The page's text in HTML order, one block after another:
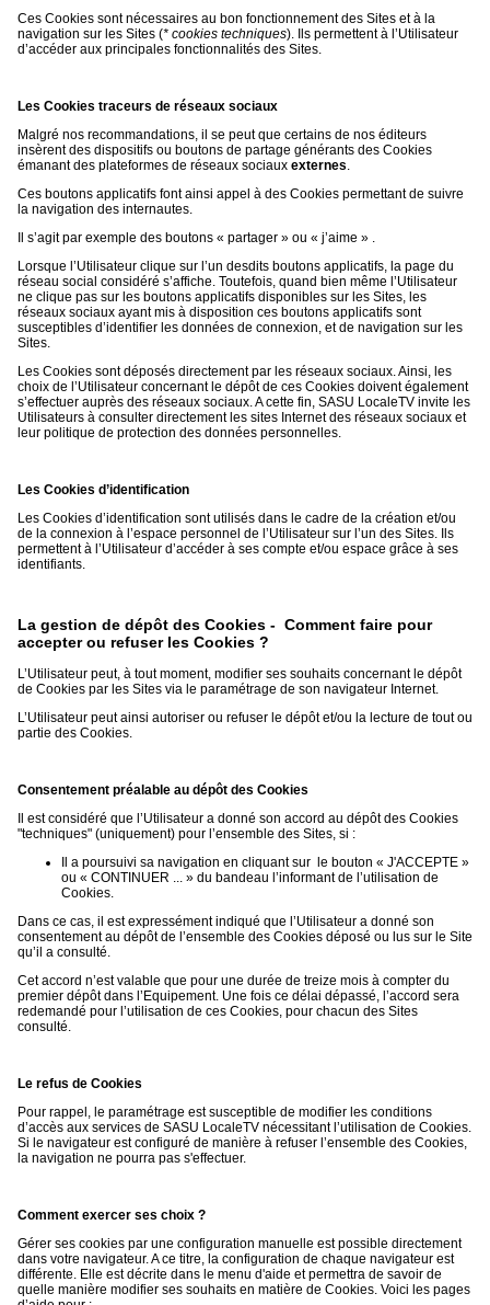
Ces Cookies sont nécessaires au bon fonctionnement des Sites et à la
navigation sur les Sites (* cookies techniques). Ils permettent à l’Utilisateur
d’accéder aux principales fonctionnalités des Sites.
Les Cookies traceurs de réseaux sociaux
Malgré nos recommandations, il se peut que certains de nos éditeurs
insèrent des dispositifs ou boutons de partage générants des Cookies
émanant des plateformes de réseaux sociaux externes.
Ces boutons applicatifs font ainsi appel à des Cookies permettant de suivre
la navigation des internautes.
Il s’agit par exemple des boutons « partager » ou « j’aime » .
Lorsque l’Utilisateur clique sur l’un desdits boutons applicatifs, la page du
réseau social considéré s’affiche. Toutefois, quand bien même l’Utilisateur
ne clique pas sur les boutons applicatifs disponibles sur les Sites, les
réseaux sociaux ayant mis à disposition ces boutons applicatifs sont
susceptibles d’identifier les données de connexion, et de navigation sur les
Sites.
Les Cookies sont déposés directement par les réseaux sociaux. Ainsi, les
choix de l’Utilisateur concernant le dépôt de ces Cookies doivent également
s’effectuer auprès des réseaux sociaux. A cette fin, SASU LocaleTV invite les
Utilisateurs à consulter directement les sites Internet des réseaux sociaux et
leur politique de protection des données personnelles.
Les Cookies d’identification
Les Cookies d’identification sont utilisés dans le cadre de la création et/ou
de la connexion à l’espace personnel de l’Utilisateur sur l’un des Sites. Ils
permettent à l’Utilisateur d’accéder à ses compte et/ou espace grâce à ses
identifiants.
La gestion de dépôt des Cookies - Comment faire pour
accepter ou refuser les Cookies ?
L’Utilisateur peut, à tout moment, modifier ses souhaits concernant le dépôt
de Cookies par les Sites via le paramétrage de son navigateur Internet.
L’Utilisateur peut ainsi autoriser ou refuser le dépôt et/ou la lecture de tout ou
partie des Cookies.
Consentement préalable au dépôt des Cookies
Il est considéré que l’Utilisateur a donné son accord au dépôt des Cookies
"techniques" (uniquement) pour l’ensemble des Sites, si :
Il a poursuivi sa navigation en cliquant sur le bouton « J'ACCEPTE »
ou « CONTINUER ... » du bandeau l’informant de l’utilisation de
Cookies.
Dans ce cas, il est expressément indiqué que l’Utilisateur a donné son
consentement au dépôt de l’ensemble des Cookies déposé ou lus sur le Site
qu’il a consulté.
Cet accord n’est valable que pour une durée de treize mois à compter du
premier dépôt dans l’Equipement. Une fois ce délai dépassé, l’accord sera
redemandé pour l’utilisation de ces Cookies, pour chacun des Sites
consulté.
Le refus de Cookies
Pour rappel, le paramétrage est susceptible de modifier les conditions
d’accès aux services de SASU LocaleTV nécessitant l’utilisation de Cookies.
Si le navigateur est configuré de manière à refuser l’ensemble des Cookies,
la navigation ne pourra pas s'effectuer.
Comment exercer ses choix ?
Gérer ses cookies par une configuration manuelle est possible directement
dans votre navigateur. A ce titre, la configuration de chaque navigateur est
différente. Elle est décrite dans le menu d'aide et permettra de savoir de
quelle manière modifier ses souhaits en matière de Cookies. Voici les pages